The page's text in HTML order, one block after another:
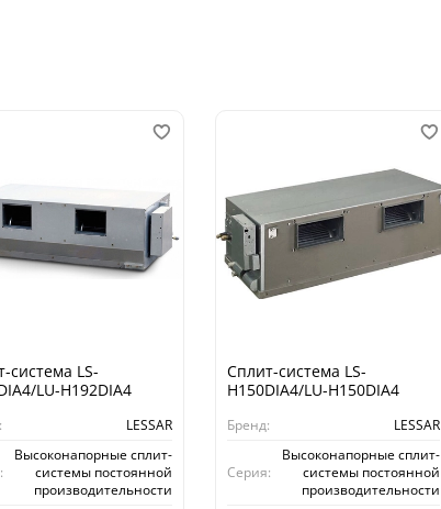
система LS-
LU-H192DIA4
LESSAR
Высоконапорные сплит-
системы постоянной
производительности
Сплит-система LS-
H150DIA4/LU-H150DIA4
Бренд: LESSAR
Серия:
Высоконапорные сплит-
системы постоянной
производительности